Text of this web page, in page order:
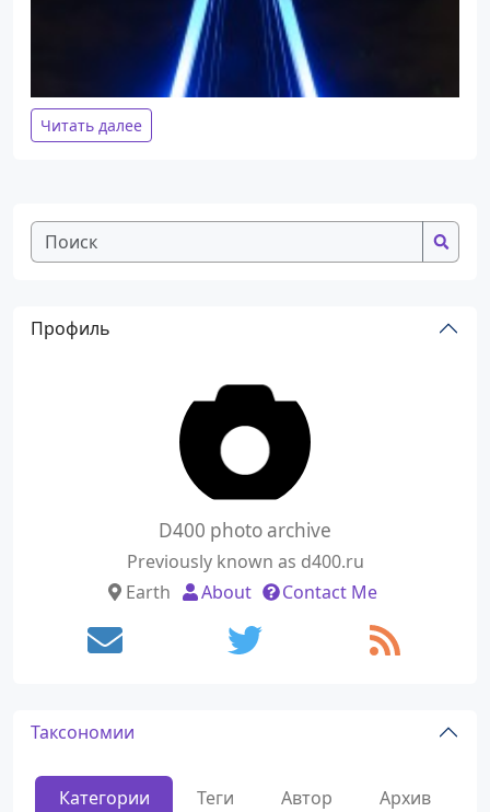
Читать далее
Профиль
D400 photo archive
Previously known as d400.ru
Earth
About Contact Me
Таксономии
Категории Теги Автор Архив